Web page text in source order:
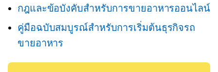
กฎและข้อบังคับสำหรับการขายอาหารออนไลน์
คู่มือฉบับสมบูรณ์สำหรับการเริ่มต้นธุรกิจรถ
ขายอาหาร